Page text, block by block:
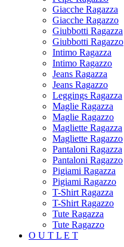
Giacche Ragazza
Giacche Ragazzo
Giubbotti Ragazza
Giubbotti Ragazzo
Intimo Ragazza
Intimo Ragazzo
Jeans Ragazza
Jeans Ragazzo
Leggings Ragazza
Maglie Ragazza
Maglie Ragazzo
Magliette Ragazza
Magliette Ragazzo
Pantaloni Ragazza
Pantaloni Ragazzo
Pigiami Ragazza
Pigiami Ragazzo
T-Shirt Ragazza
T-Shirt Ragazzo
Tute Ragazza
Tute Ragazzo
O U T L E T